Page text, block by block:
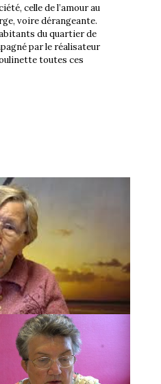
celle de l’amour au
voire dérangeante.
du quartier de
par le réalisateur
toutes ces